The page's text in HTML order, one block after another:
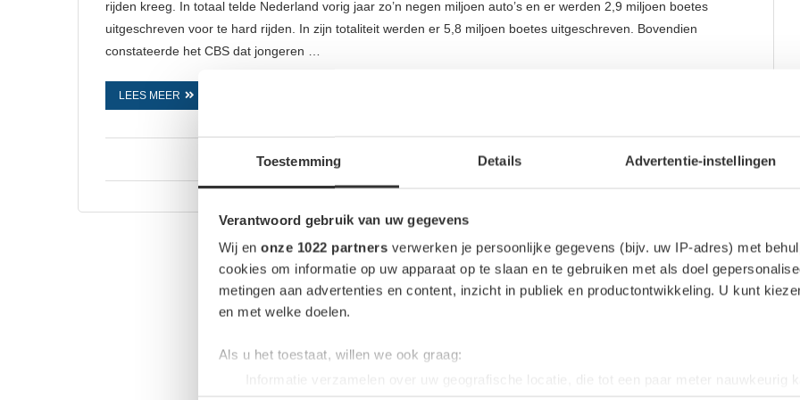
Toestemming Details Advertentie-instellingen
Verantwoord gebruik van uw gegevens
Wij en onze 1022 partners verwerken je persoonlijke gegevens (bijv. uw IP-adres) met
cookies om informatie op uw apparaat op te slaan en te gebruiken met als doel
metingen aan advertenties en content, inzicht in publiek en productontwikkeling. U kunt
en met welke doelen.
Als u het toestaat, willen we ook graag:
Informatie verzamelen over uw geografische locatie, die tot een paar meter nauwkeurig
rijden kreeg. In totaal telde Nederland vorig jaar zo’n negen miljoen auto’s en er werden 2,9 miljoen boetes
uitgeschreven voor te hard rijden. In zijn totaliteit werden er 5,8 miljoen boetes uitgeschreven. Bovendien
constateerde het CBS dat jongeren …
LEES MEER